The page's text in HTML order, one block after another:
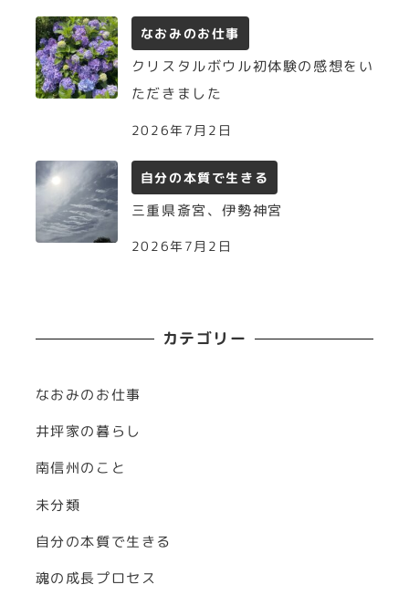
なおみのお仕事
クリスタルボウル初体験の感想をい
ただきました
2026年7月2日
自分の本質で生きる
三重県斎宮、伊勢神宮
2026年7月2日
カテゴリー
なおみのお仕事
井坪家の暮らし
南信州のこと
未分類
自分の本質で生きる
魂の成長プロセス